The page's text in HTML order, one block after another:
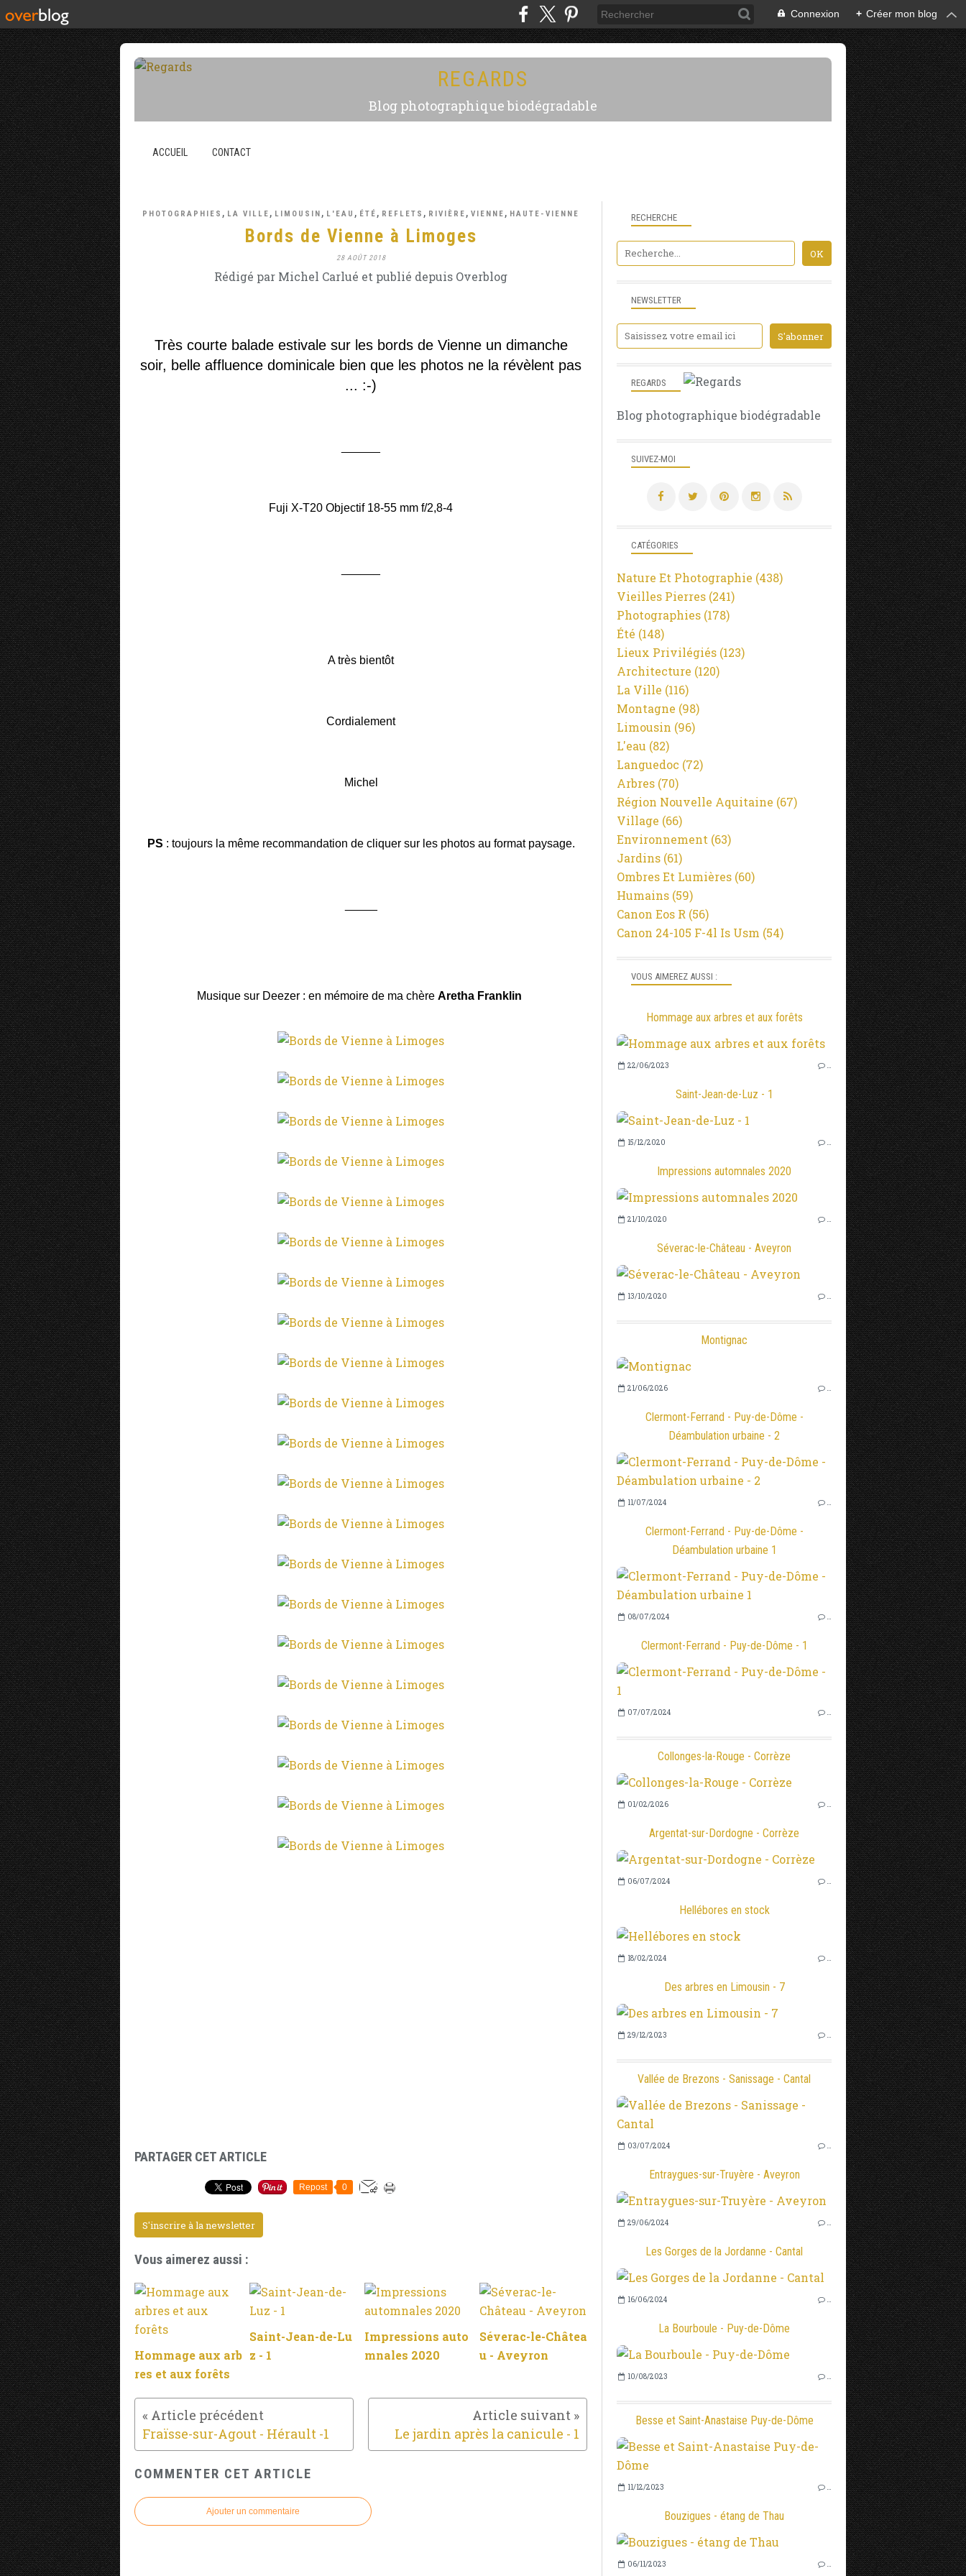
Connexion + Créer mon blog
REGARDS
Blog photographique biodégradable
ACCUEIL CONTACT
PHOTOGRAPHIES , LA VILLE , LIMOUSIN , L'EAU , ÉTÉ , REFLETS , RIVIÈRE , VIENNE , HAUTE-VIENNE
Bords de Vienne à Limoges
28 AOÛT 2018
Rédigé par Michel Carlué et publié depuis Overblog
Très courte balade estivale sur les bords de Vienne un dimanche
soir, belle affluence dominicale bien que les photos ne la révèlent pas
... :-)
Fuji X-T20 Objectif 18-55 mm f/2,8-4
A très bientôt
Cordialement
Michel
PS : toujours la même recommandation de cliquer sur les photos au format paysage.
Musique sur Deezer : en mémoire de ma chère Aretha Franklin
PARTAGER CET ARTICLE
Repost 0
S'inscrire à la newsletter
Vous aimerez aussi :
Hommage aux arb
res et aux forêts
Saint-Jean-de-Lu
z - 1
Impressions auto
mnales 2020
Séverac-le-Châtea
u - Aveyron
Fraïsse-sur-Agout - Hérault -1 Le jardin après la canicule - 1
COMMENTER CET ARTICLE
Ajouter un commentaire
NEWSLETTER
SUIVEZ-MOI
RECHERCHE
REGARDS
Blog photographique biodégradable
VOUS AIMEREZ AUSSI :
Hommage aux arbres et aux forêts
22/06/2023 …
Saint-Jean-de-Luz - 1
15/12/2020 …
Impressions automnales 2020
21/10/2020 …
Séverac-le-Château - Aveyron
13/10/2020 …
Montignac
21/06/2026 …
Clermont-Ferrand - Puy-de-Dôme -
Déambulation urbaine - 2
11/07/2024 …
Clermont-Ferrand - Puy-de-Dôme -
Déambulation urbaine 1
08/07/2024 …
Clermont-Ferrand - Puy-de-Dôme - 1
07/07/2024 …
Collonges-la-Rouge - Corrèze
01/02/2026 …
Argentat-sur-Dordogne - Corrèze
06/07/2024 …
Hellébores en stock
18/02/2024 …
Des arbres en Limousin - 7
29/12/2023 …
Vallée de Brezons - Sanissage - Cantal
03/07/2024 …
Entraygues-sur-Truyère - Aveyron
29/06/2024 …
Les Gorges de la Jordanne - Cantal
16/06/2024 …
La Bourboule - Puy-de-Dôme
10/08/2023 …
Besse et Saint-Anastaise Puy-de-Dôme
11/12/2023 …
Bouzigues - étang de Thau
06/11/2023 …
CATÉGORIES
Nature Et Photographie (438)
Vieilles Pierres (241)
Photographies (178)
Été (148)
Lieux Privilégiés (123)
Architecture (120)
La Ville (116)
Montagne (98)
Limousin (96)
L'eau (82)
Languedoc (72)
Arbres (70)
Région Nouvelle Aquitaine (67)
Village (66)
Environnement (63)
Jardins (61)
Ombres Et Lumières (60)
Humains (59)
Canon Eos R (56)
Canon 24-105 F-4l Is Usm (54)